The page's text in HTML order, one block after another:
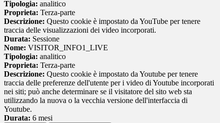
Tipologia: analitico
Proprieta: Terza-parte
Descrizione: Questo cookie è impostato da YouTube per tenere
traccia delle visualizzazioni dei video incorporati.
Durata: Sessione
Nome: VISITOR_INFO1_LIVE
Tipologia: analitico
Proprieta: Terza-parte
Descrizione: Questo cookie è impostato da Youtube per tenere
traccia delle preferenze dell'utente per i video di Youtube incorporati
nei siti; può anche determinare se il visitatore del sito web sta
utilizzando la nuova o la vecchia versione dell'interfaccia di
Youtube.
Durata: 6 mesi